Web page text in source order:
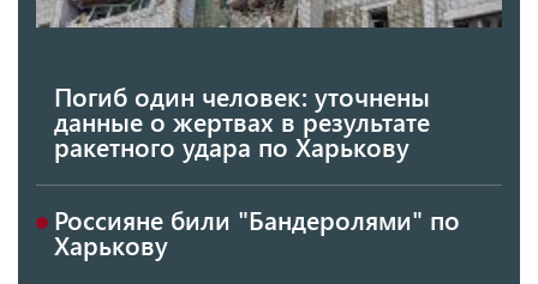
Погиб один человек: уточнены
данные о жертвах в результате
ракетного удара по Харькову
Россияне били "Бандеролями" по
Харькову